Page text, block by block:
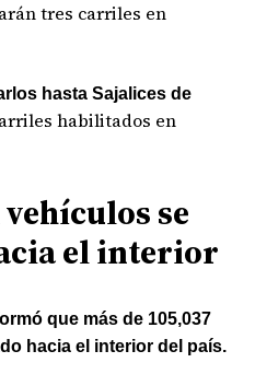
tres carriles en
hasta Sajalices de
habilitados en
se
el interior
que más de 105,037
hacia el interior del país.